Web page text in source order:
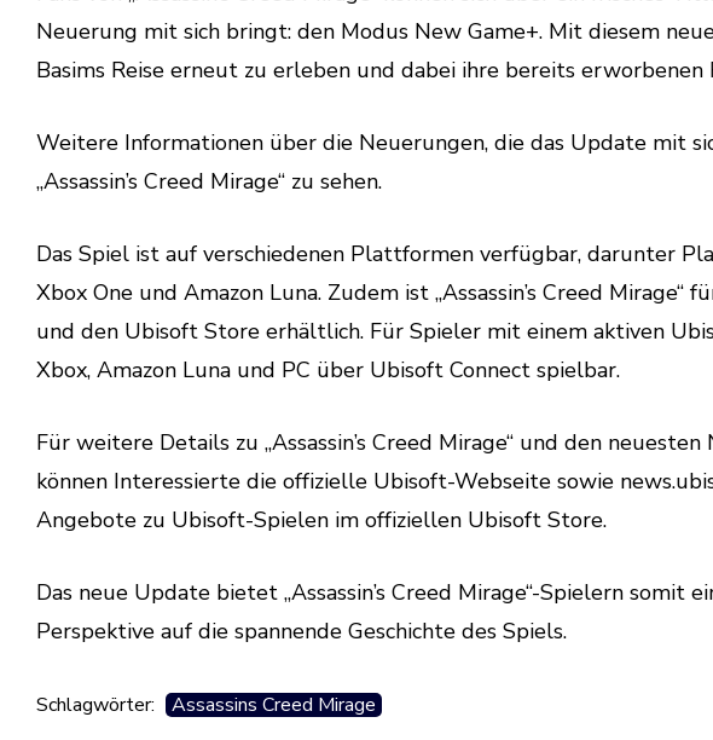
Neuerung mit sich bringt: den Modus New Game+. Mit diesem
Basims Reise erneut zu erleben und dabei ihre bereits
Weitere Informationen über die Neuerungen, die das Update mit
„Assassin’s Creed Mirage“ zu sehen.
Das Spiel ist auf verschiedenen Plattformen verfügbar, darunter
Xbox One und Amazon Luna. Zudem ist „Assassin’s Creed
und den Ubisoft Store erhältlich. Für Spieler mit einem aktiven
Xbox, Amazon Luna und PC über Ubisoft Connect spielbar.
Für weitere Details zu „Assassin’s Creed Mirage“ und den
können Interessierte die offizielle Ubisoft-Webseite sowie
Angebote zu Ubisoft-Spielen im offiziellen Ubisoft Store.
Das neue Update bietet „Assassin’s Creed Mirage“-Spielern somit
Perspektive auf die spannende Geschichte des Spiels.
Schlagwörter: Assassins Creed Mirage